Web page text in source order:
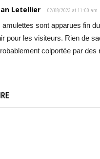
Letellier 02/08/2023 at 11:00 am
amulettes sont apparues fin
pour les visiteurs. Rien de
colportée par